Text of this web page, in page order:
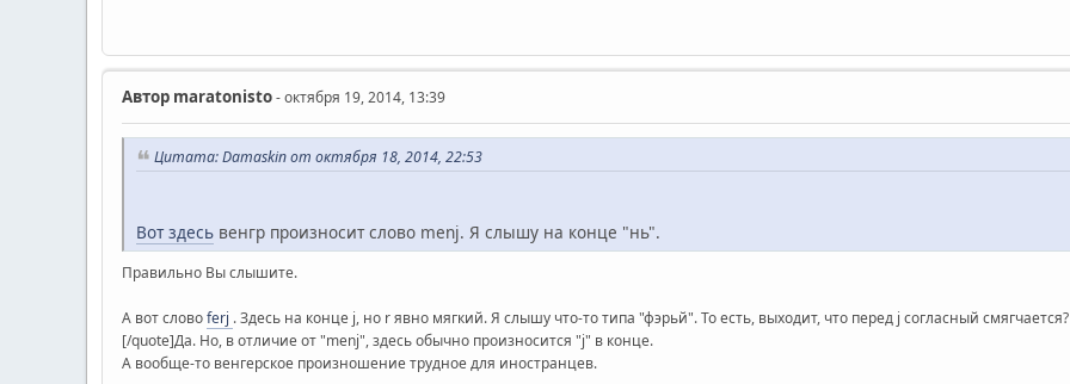
Автор maratonisto- октября 19, 2014, 13:39
Цитата: Damaskin от октября 18, 2014, 22:53
Вот здесь венгр произносит слово menj. Я слышу на конце "нь".
Правильно Вы слышите.
А вот словоferj . Здесь на конце j, но r явно мягкий. Я слышу что-то типа "фэрьй". То есть, выходит, что перед j согласный смягчается?
[/quote]Да. Но, в отличие от "menj", здесь обычно произносится "j" в конце.
А вообще-то венгерское произношение трудное для иностранцев.